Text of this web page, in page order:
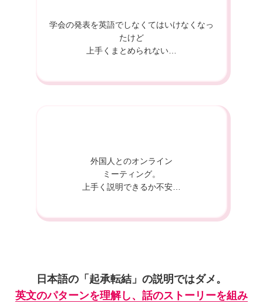
学会の発表を英語でしなくてはいけなくなっ
たけど
上手くまとめられない…
外国人とのオンライン
ミーティング。
上手く説明できるか不安…
日本語の「起承転結」の説明ではダメ。
英文のパターンを理解し、話のストーリーを組み